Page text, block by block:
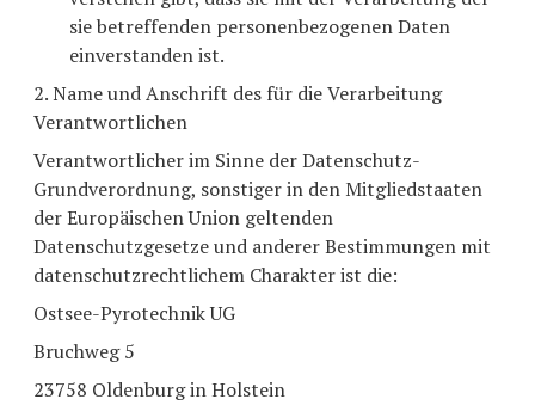
sie betreffenden personenbezogenen Daten
einverstanden ist.
2. Name und Anschrift des für die Verarbeitung
Verantwortlichen
Verantwortlicher im Sinne der Datenschutz-
Grundverordnung, sonstiger in den Mitgliedstaaten
der Europäischen Union geltenden
Datenschutzgesetze und anderer Bestimmungen mit
datenschutzrechtlichem Charakter ist die:
Ostsee-Pyrotechnik UG
Bruchweg 5
23758 Oldenburg in Holstein